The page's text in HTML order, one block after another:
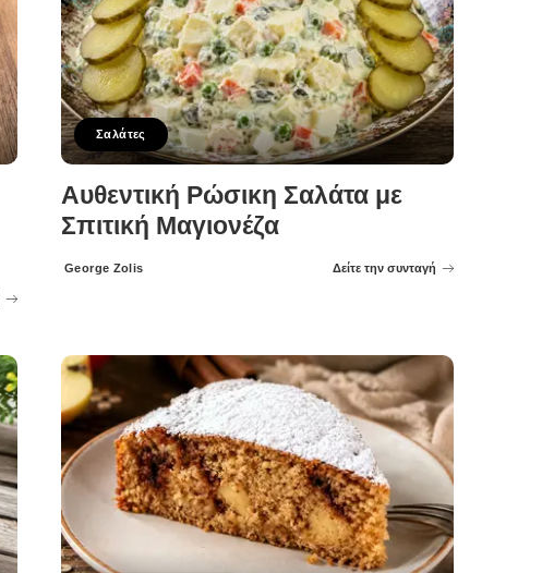
Σαλάτες
Αυθεντική Ρώσικη Σαλάτα με
Σπιτική Μαγιονέζα
Posted
George Zolis Δείτε την συνταγή